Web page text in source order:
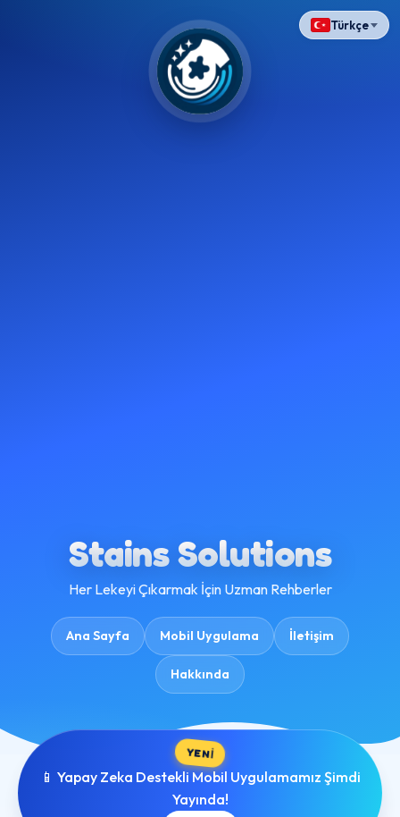
Türkçe
Stains Solutions
Her Lekeyi Çıkarmak İçin Uzman Rehberler
Ana Sayfa Mobil Uygulama İletişim
Hakkında
YENİ
📱 Yapay Zeka Destekli Mobil Uygulamamız Şimdi
Yayında!